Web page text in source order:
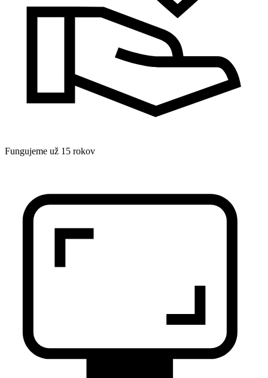
Fungujeme už 15 rokov